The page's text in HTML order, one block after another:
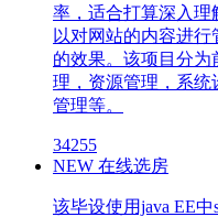
率，适合打算深入理
以对网站的内容进
的效果。该项目分
理，资源管理，系统
管理等。
34255
NEW 在线选房
该毕设使用java EE